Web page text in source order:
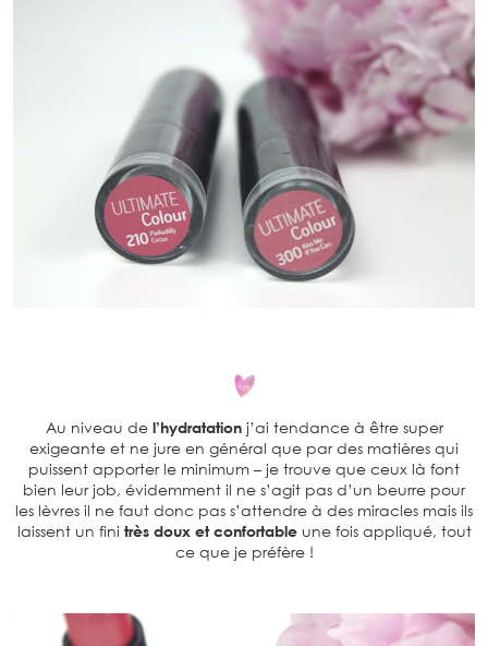
Au niveau del’hydratation j’ai tendance à être super
exigeante et ne jure en général que par des matières qui
puissent apporter le minimum – je trouve que ceux là font
bien leur job, évidemment il ne s’agit pas d’un beurre pour
les lèvres il ne faut donc pas s’attendre à des miracles mais ils
laissent un fini très doux et confortableune fois appliqué, tout
ce que je préfère !